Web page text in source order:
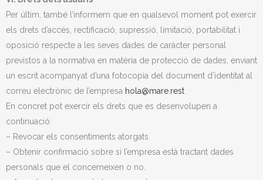
Per últim, també l’informem que en qualsevol moment pot exercir
els drets d’accés, rectificació, supressió, limitació, portabilitat i
oposició respecte a les seves dades de caràcter personal
previstos a la normativa en matèria de protecció de dades, enviant
un escrit acompanyat d’una fotocopia del document d’identitat al
correu electrònic de l’empresa hola@mare.rest
En concret pot exercir els drets que es desenvolupen a
continuació:
– Revocar els consentiments atorgats.
– Obtenir confirmació sobre si l’empresa està tractant dades
personals que el concerneixen o no.